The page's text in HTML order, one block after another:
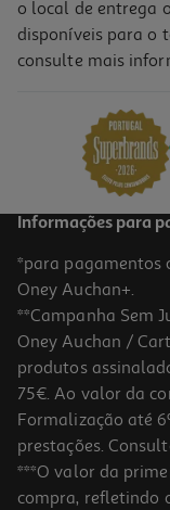
Fritadeira Air Fryer
39,99 €
Fritadeira Air Fryer
39.99 €/un
o local de entrega
disponíveis para o
consulte mais
Informações para
*para pagamentos
Oney Auchan+.
**Campanha Sem
Oney Auchan /
produtos
75€. Ao valor da
Formalização até
prestações.
***O valor da
compra, refletindo